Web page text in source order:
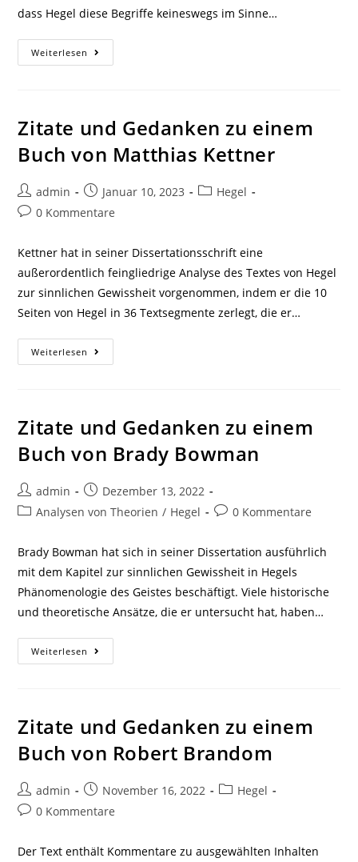
dass Hegel diese Begriffe keineswegs im Sinne…
Weiterlesen Zitate
Und
Hegel
Über
Substanz,
Subjekt
Zitate und Gedanken zu einem
Buch von Matthias Kettner
Beitrags-
Autor:
admin
Beitrag
veröffentlicht:
Januar 10, 2023
Beitrags-
Hegel
Beitrags-
0 Kommentare
Kettner hat in seiner Dissertationsschrift eine
außerordentlich feingliedrige Analyse des Textes von Hegel
zur sinnlichen Gewissheit vorgenommen, indem er die 10
Seiten von Hegel in 36 Textsegmente zerlegt, die er…
Weiterlesen Zitate
Und
Matthias
Zitate und Gedanken zu einem
Buch von Brady Bowman
Beitrags-
Autor:
admin
Beitrag
veröffentlicht:
Dezember 13, 2022
Beitrags-
Analysen von Theorien / Hegel
Beitrags-
0 Kommentare
Brady Bowman hat sich in seiner Dissertation ausführlich
mit dem Kapitel zur sinnlichen Gewissheit in Hegels
Phänomenologie des Geistes beschäftigt. Viele historische
und theoretische Ansätze, die er untersucht hat, haben…
Weiterlesen Zitate
Und
Brady
Zitate und Gedanken zu einem
Buch von Robert Brandom
Beitrags-
Autor:
admin
Beitrag
veröffentlicht:
November 16, 2022
Beitrags-
Hegel
Beitrags-
0 Kommentare
Der Text enthält Kommentare zu ausgewählten Inhalten